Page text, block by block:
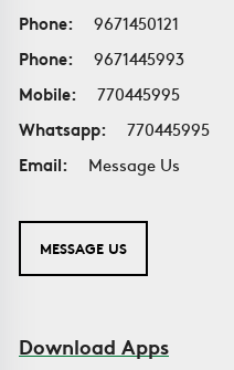
Phone:
9671450121
Phone:
9671445993
Mobile:
770445995
Whatsapp:
770445995
Email:
Message Us
MESSAGE US
Download Apps